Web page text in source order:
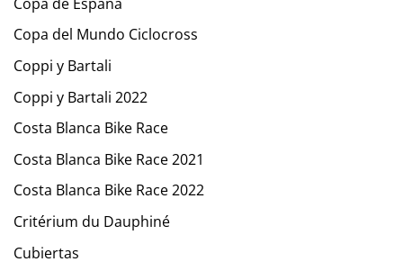
Copa del Mundo Ciclocross
Coppi y Bartali
Coppi y Bartali 2022
Costa Blanca Bike Race
Costa Blanca Bike Race 2021
Costa Blanca Bike Race 2022
Critérium du Dauphiné
Cubiertas